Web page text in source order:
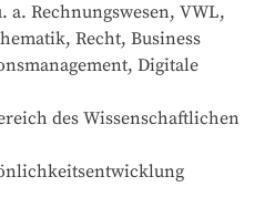
Rechnungswesen, VWL,
Recht, Business
Digitale
des Wissenschaftlichen